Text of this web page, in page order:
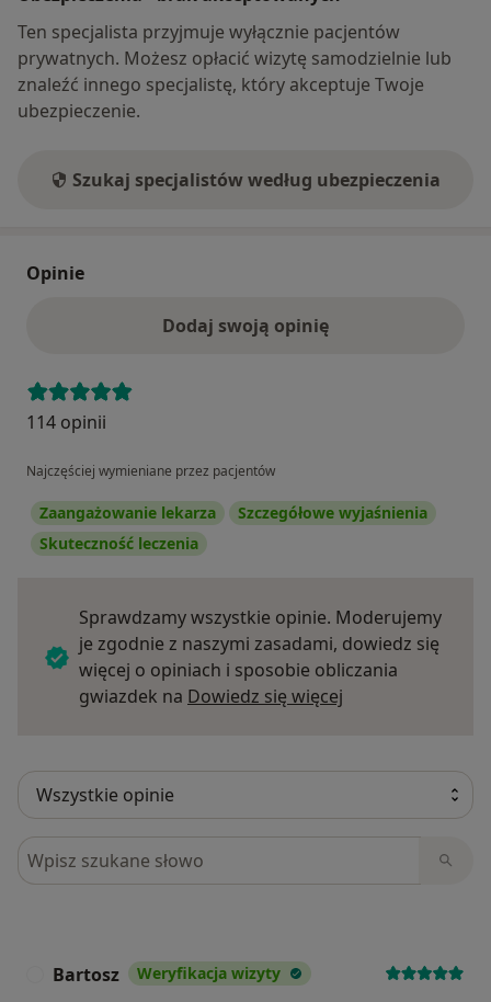
Ten specjalista przyjmuje wyłącznie pacjentów
prywatnych. Możesz opłacić wizytę samodzielnie lub
znaleźć innego specjalistę, który akceptuje Twoje
ubezpieczenie.
Szukaj specjalistów według ubezpieczenia
Opinie
Dodaj swoją opinię
114 opinii
Najczęściej wymieniane przez pacjentów
Zaangażowanie lekarza
Szczegółowe wyjaśnienia
Skuteczność leczenia
Sprawdzamy wszystkie opinie. Moderujemy
je zgodnie z naszymi zasadami, dowiedz się
więcej o opiniach i sposobie obliczania
gwiazdek na Dowiedz się więcej
Szukaj w opiniach
Bartosz Weryfikacja wizyty